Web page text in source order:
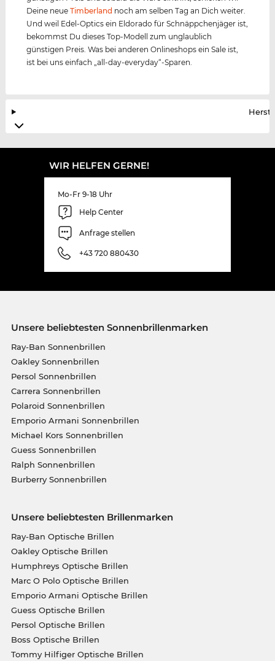
Deine neueTimberland noch am selben Tag an Dich weiter.
Und weil Edel-Optics ein Eldorado für Schnäppchenjäger ist,
bekommst Du dieses Top-Modell zum unglaublich
günstigen Preis. Was bei anderen Onlineshops ein Sale ist,
ist bei uns einfach „all-day-everyday“-Sparen.
WIR HELFEN GERNE!
Mo-Fr 9-18 Uhr
Help Center
Anfrage stellen
+43 720 880430
Unsere beliebtesten Sonnenbrillenmarken
Ray-Ban Sonnenbrillen
Oakley Sonnenbrillen
Persol Sonnenbrillen
Carrera Sonnenbrillen
Polaroid Sonnenbrillen
Emporio Armani Sonnenbrillen
Michael Kors Sonnenbrillen
Guess Sonnenbrillen
Ralph Sonnenbrillen
Burberry Sonnenbrillen
Unsere beliebtesten Brillenmarken
Ray-Ban Optische Brillen
Oakley Optische Brillen
Humphreys Optische Brillen
Marc O Polo Optische Brillen
Emporio Armani Optische Brillen
Guess Optische Brillen
Persol Optische Brillen
Boss Optische Brillen
Tommy Hilfiger Optische Brillen